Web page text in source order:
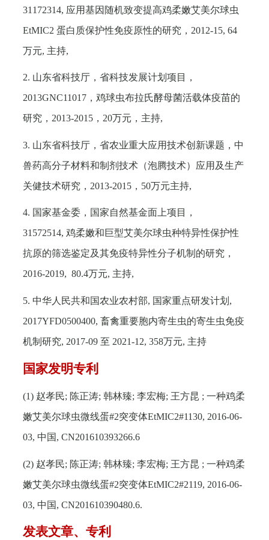
31172314, 应用基因随机致变提高鸡柔嫩艾美尔球虫
EtMIC2 蛋白质保护性免疫原性的研究， 2012-15, 64
万元, 主持,
2. 山东省科技厅，省科技发展计划项目，
2013GNC11017，鸡球虫布拉氏酵母菌活载体疫苗的
研究， 2013-2015， 20万元，主持,
3. 山东省科技厅，省农业重大应用技术创新课题，中
兽药高分子材料和制剂技术（泡腾技术）应用及生产
关健技术研究， 2013-2015， 50万元主持,
4. 国家基金委，国家自然基金面上项目，
31572514, 鸡柔嫩和巨型艾美尔球虫种特异性保护性
抗原的筛选鉴定及其免疫特异性分子机制的研究，
2016-2019, 80.4万元, 主持,
5. 中华人民共和国农业农村部, 国家重点研发计划 ,
2017YFD0500400, 畜禽重要胞内寄生虫的寄生虫免疫
机制研究, 2017-09 至 2021-12, 358万元, 主持
国家发明专利
(1) 赵孝民; 陈正涛; 韩林臻; 李宏梅; 王方昆 ; 一种鸡柔
嫩艾美尔球虫微线蛋#2突变体EtMIC2#1130, 2016-06-
03, 中国 , CN201610393266.6
(2) 赵孝民; 陈正涛; 韩林臻; 李宏梅; 王方昆 ; 一种鸡柔
嫩艾美尔球虫微线蛋#2突变体EtMIC2#2119, 2016-06-
03, 中国 , CN201610390480.6.
发表文章、专利